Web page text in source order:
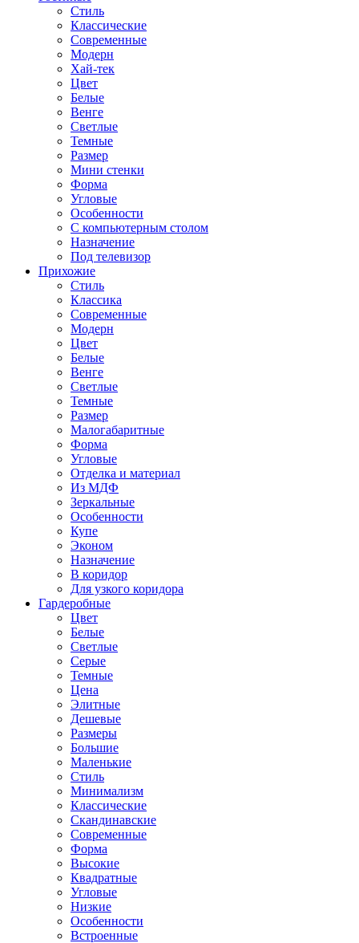
Стиль
Классические
Современные
Модерн
Хай-тек
Цвет
Белые
Венге
Светлые
Темные
Размер
Мини стенки
Форма
Угловые
Особенности
С компьютерным столом
Назначение
Под телевизор
Прихожие
Стиль
Классика
Современные
Модерн
Цвет
Белые
Венге
Светлые
Темные
Размер
Малогабаритные
Форма
Угловые
Отделка и материал
Из МДФ
Зеркальные
Особенности
Купе
Эконом
Назначение
В коридор
Для узкого коридора
Гардеробные
Цвет
Белые
Светлые
Серые
Темные
Цена
Элитные
Дешевые
Размеры
Большие
Маленькие
Стиль
Минимализм
Классические
Скандинавские
Современные
Форма
Высокие
Квадратные
Угловые
Низкие
Особенности
Встроенные